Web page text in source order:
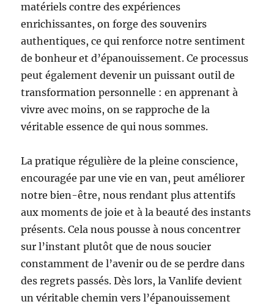
matériels contre des expériences
enrichissantes, on forge des souvenirs
authentiques, ce qui renforce notre sentiment
de bonheur et d’épanouissement. Ce processus
peut également devenir un puissant outil de
transformation personnelle : en apprenant à
vivre avec moins, on se rapproche de la
véritable essence de qui nous sommes.
La pratique régulière de la pleine conscience,
encouragée par une vie en van, peut améliorer
notre bien-être, nous rendant plus attentifs
aux moments de joie et à la beauté des instants
présents. Cela nous pousse à nous concentrer
sur l’instant plutôt que de nous soucier
constamment de l’avenir ou de se perdre dans
des regrets passés. Dès lors, la Vanlife devient
un véritable chemin vers l’épanouissement